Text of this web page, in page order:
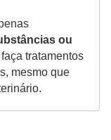
ou
tratamentos
mesmo que